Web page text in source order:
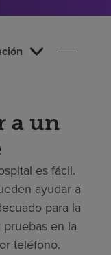
a un
es fácil.
ayudar a
para la
en la
teléfono.